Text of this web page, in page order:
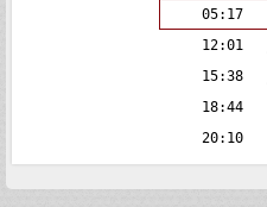
05:17
12:01
15:38
18:44
20:10